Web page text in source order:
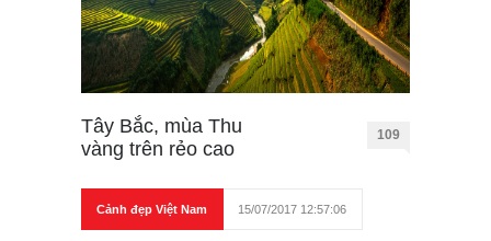
Tây Bắc, mùa Thu
vàng trên rẻo cao
109
Cảnh đẹp Việt Nam 15/07/2017 12:57:06